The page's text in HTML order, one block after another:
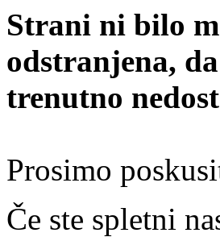
Strani ni bilo
odstranjena,
trenutno
Prosimo
Če ste spletni